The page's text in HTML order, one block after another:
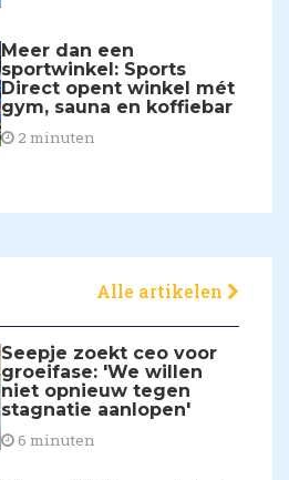
Meer dan een
sportwinkel: Sports
Direct opent winkel mét
gym, sauna en koffiebar
2 minuten
Alle artikelen
Seepje zoekt ceo voor
groeifase: 'We willen
niet opnieuw tegen
stagnatie aanlopen'
6 minuten